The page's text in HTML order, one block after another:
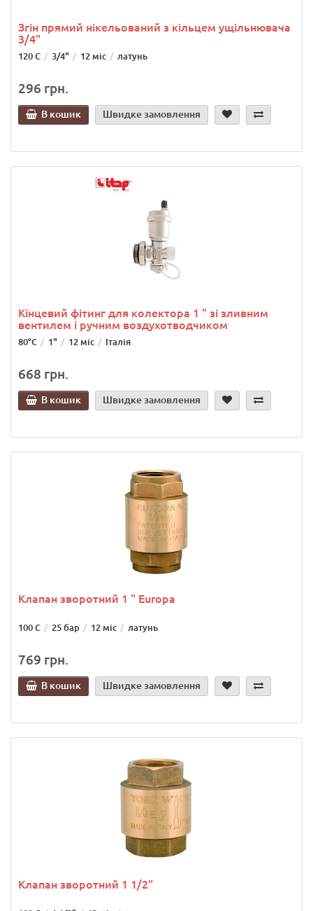
Згін прямий нікельований з кільцем ущільнювача
3/4"
120 C 3/4" 12 міс латунь
296 грн.
В кошик Швидке замовлення
Кінцевий фітинг для колектора 1 " зі зливним
вентилем і ручним воздухотводчиком
80°C 1" 12 міс Італія
668 грн.
В кошик Швидке замовлення
Клапан зворотний 1 " Europa
100 С 25 бар 12 міс латунь
769 грн.
В кошик Швидке замовлення
Клапан зворотний 1 1/2"